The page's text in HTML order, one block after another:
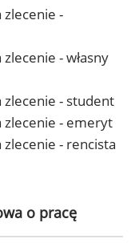
-
- własny
- student
- emeryt
- rencista
o pracę